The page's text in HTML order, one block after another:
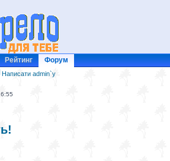
Рейтинг Форум
Написати admin`у